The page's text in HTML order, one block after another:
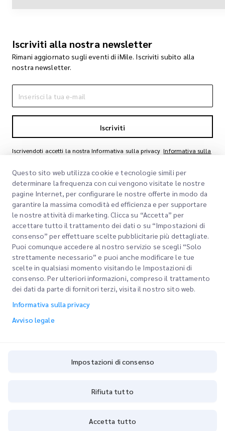
Iscriviti alla nostra newsletter
Rimani aggiornato sugli eventi di iMile. Iscriviti subito alla
nostra newsletter.
Iscriviti
Iscrivendoti accetti la nostra Informativa sulla privacy Informativa sulla
Link rapidi
Sedi degli uffici
Richiedi un preventivo
Accesso clienti
Traccia il tuo ordine
Aziendale
Chi siamo
Carriere
I nostri servizi
Express customs clearance
Impostazioni di consenso
Questo sito web utilizza cookie e tecnologie simili per
determinare la frequenza con cui vengono visitate le nostre
pagine Internet, per configurare le nostre offerte in modo da
garantire la massima comodità ed efficienza e per supportare
le nostre attività di marketing. Clicca su “Accetta” per
accettare tutto il trattamento dei dati o su “Impostazioni di
consenso” per effettuare scelte pubblicitarie più dettagliate.
Puoi comunque accedere al nostro servizio se scegli “Solo
strettamente necessario” e puoi anche modificare le tue
scelte in qualsiasi momento visitando le Impostazioni di
consenso. Per ulteriori informazioni, compreso il trattamento
dei dati da parte di fornitori terzi, visita il nostro sito web.
Informativa sulla privacy
Avviso legale
Impostazioni di consenso
Rifiuta tutto
Accetta tutto